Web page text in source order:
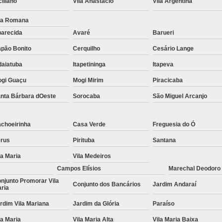
Tratamento contra
Tratamento para Insônia Crônica
Tratamento para Insônia em
Tratamento para Insônia Idoso
Tratamento para Insônia São
Tratamento Alternativo para
Tratamento de
Tratamento para Bipolaridade
Tratamento para Pessoa
Tratamento para
Tratamento para
Romana
Avaré Barueri
Bonito Cerquilho Cesário Lange
Itapetininga Itapeva
Guaçu Mogi Mirim Piracicaba
Bárbara dOeste Sorocaba São Miguel Arcanjo
Casa Verde Freguesia do Ó
Pirituba Santana
Maria
Vila Medeiros
Campos Elísios Marechal Deodoro
Promorar Vila
Conjunto dos Bancários Jardim Andaraí
Vila Mariana Jardim da Glória Paraíso
Maria Vila Maria Alta Vila Maria Baixa